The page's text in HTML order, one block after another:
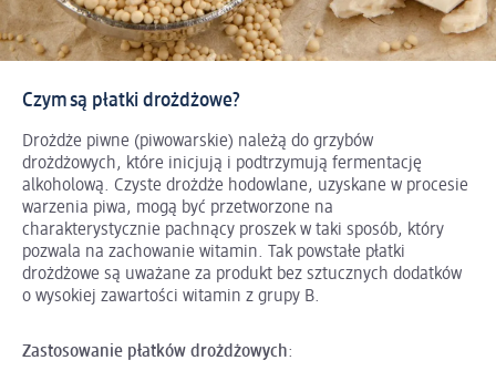
Czym są płatki drożdżowe?
Drożdże piwne (piwowarskie) należą do grzybów
drożdżowych, które inicjują i podtrzymują fermentację
alkoholową. Czyste drożdże hodowlane, uzyskane w procesie
warzenia piwa, mogą być przetworzone na
charakterystycznie pachnący proszek w taki sposób, który
pozwala na zachowanie witamin. Tak powstałe płatki
drożdżowe są uważane za produkt bez sztucznych dodatków
o wysokiej zawartości witamin z grupy B.
Zastosowanie płatków drożdżowych: